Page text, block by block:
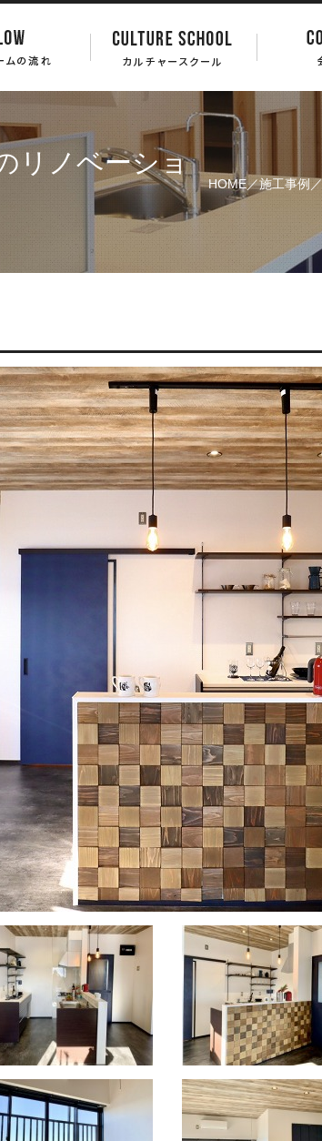
リノベーショ
HOME／施工事例 ／